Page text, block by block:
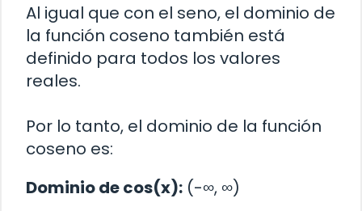
Al igual que con el seno, el dominio de
la función coseno también está
definido para todos los valores
reales.
Por lo tanto, el dominio de la función
coseno es:
Dominio de cos(x): (-∞, ∞)